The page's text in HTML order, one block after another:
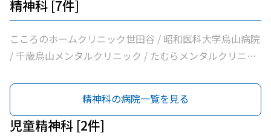
精神科 [7件]
こころのホームクリニック世田谷 / 昭和医科大学烏山病院
/ 千歳烏山メンタルクリニック / たむらメンタルクリニッ
/ 医療法人社団親樹会恵泉クリニック
精神科の病院一覧を見る
児童精神科 [2件]